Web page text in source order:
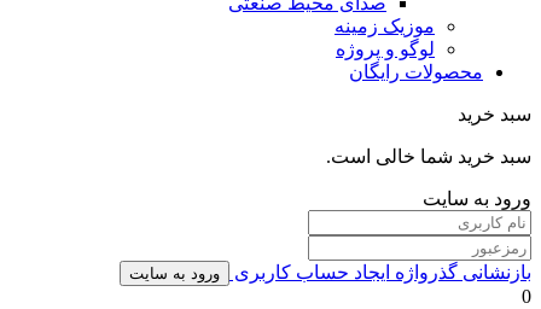
موزیک زمینه
لوگو و پروژه
محصولات رایگان
سبد خرید
سبد خرید شما خالی است.
ورود به سایت
بازنشانی گذرواژه ایجاد حساب کاربری ورود به سایت
0